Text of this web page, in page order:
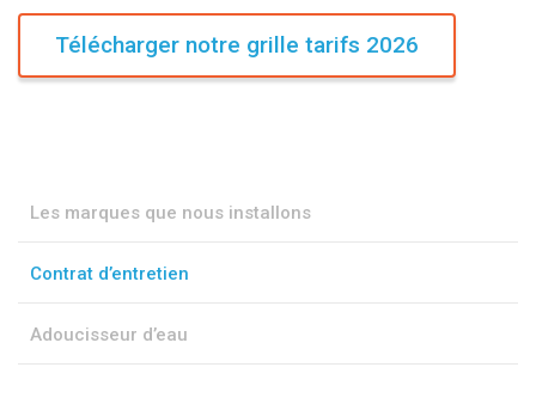
Télécharger notre grille tarifs 2026
Les marques que nous installons
Contrat d’entretien
Adoucisseur d’eau